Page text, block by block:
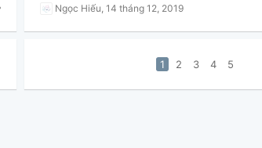
Ngọc Hiếu, 14 tháng 12, 2019
1 2 3 4 5